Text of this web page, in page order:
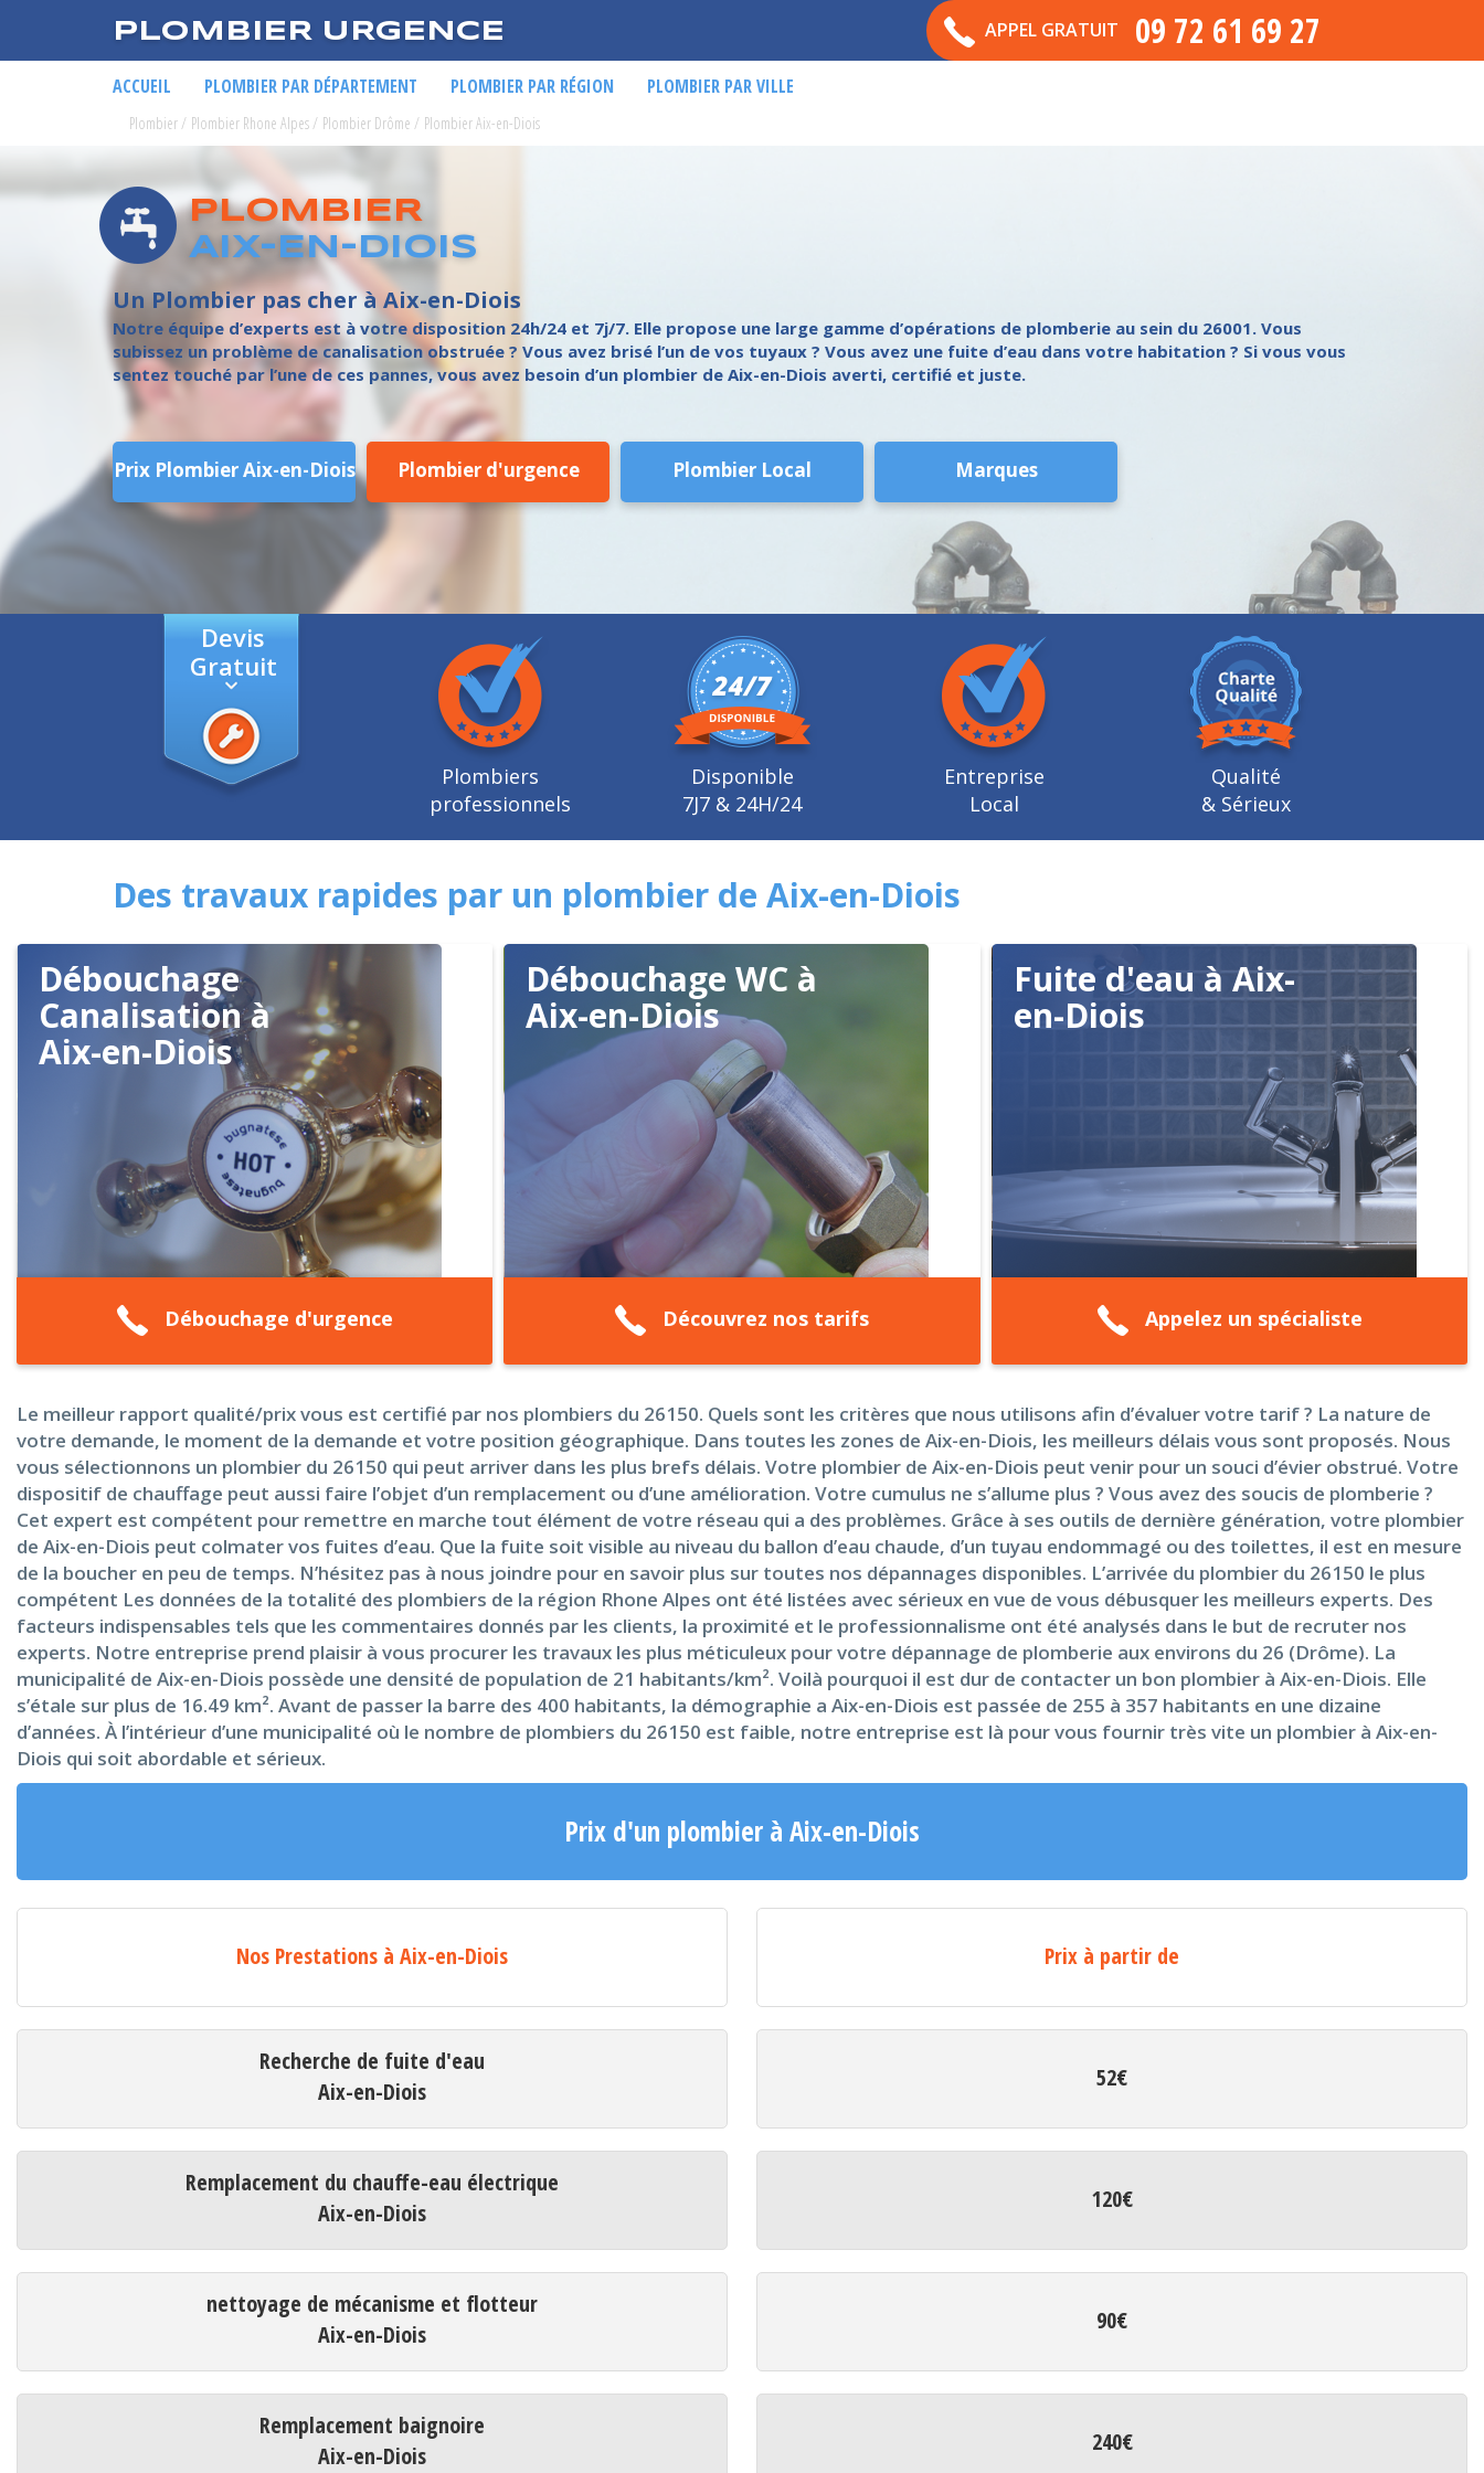
PLOMBIER URGENCE APPEL GRATUIT 09 72 61 69 27
ACCUEIL PLOMBIER PAR DÉPARTEMENT PLOMBIER PAR RÉGION PLOMBIER PAR VILLE
Plombier/ Plombier Rhone Alpes/ Plombier Drôme / Plombier Aix-en-Diois
PLOMBIER
AIX-EN-DIOIS
Un Plombier pas cher à Aix-en-Diois
Notre équipe d’experts est à votre disposition 24h/24 et 7j/7. Elle propose une large gamme d’opérations de plomberie au sein du 26001. Vous
subissez un problème de canalisation obstruée ? Vous avez brisé l’un de vos tuyaux ? Vous avez une fuite d’eau dans votre habitation ? Si vous vous
sentez touché par l’une de ces pannes, vous avez besoin d’un plombier de Aix-en-Diois averti, certifié et juste.
Prix Plombier Aix-en-Diois Plombier d'urgence Plombier Local Marques
Devis
Gratuit
Plombiers
professionnels
Disponible
7J7 & 24H/24
Entreprise
Local
Qualité
& Sérieux
Des travaux rapides par un plombier de Aix-en-Diois
Débouchage
Canalisation à
Aix-en-Diois
Débouchage d'urgence
Débouchage WC à
Aix-en-Diois
Découvrez nos tarifs
Fuite d'eau à Aix-
en-Diois
Appelez un spécialiste
Le meilleur rapport qualité/prix vous est certifié par nos plombiers du 26150. Quels sont les critères que nous utilisons afin d’évaluer votre tarif ? La nature de
votre demande, le moment de la demande et votre position géographique. Dans toutes les zones de Aix-en-Diois, les meilleurs délais vous sont proposés. Nous
vous sélectionnons un plombier du 26150 qui peut arriver dans les plus brefs délais. Votre plombier de Aix-en-Diois peut venir pour un souci d’évier obstrué. Votre
dispositif de chauffage peut aussi faire l’objet d’un remplacement ou d’une amélioration. Votre cumulus ne s’allume plus ? Vous avez des soucis de plomberie ?
Cet expert est compétent pour remettre en marche tout élément de votre réseau qui a des problèmes. Grâce à ses outils de dernière génération, votre plombier
de Aix-en-Diois peut colmater vos fuites d’eau. Que la fuite soit visible au niveau du ballon d’eau chaude, d’un tuyau endommagé ou des toilettes, il est en mesure
de la boucher en peu de temps. N’hésitez pas à nous joindre pour en savoir plus sur toutes nos dépannages disponibles. L’arrivée du plombier du 26150 le plus
compétent Les données de la totalité des plombiers de la région Rhone Alpes ont été listées avec sérieux en vue de vous débusquer les meilleurs experts. Des
facteurs indispensables tels que les commentaires donnés par les clients, la proximité et le professionnalisme ont été analysés dans le but de recruter nos
experts. Notre entreprise prend plaisir à vous procurer les travaux les plus méticuleux pour votre dépannage de plomberie aux environs du 26 (Drôme). La
municipalité de Aix-en-Diois possède une densité de population de 21 habitants/km². Voilà pourquoi il est dur de contacter un bon plombier à Aix-en-Diois. Elle
s’étale sur plus de 16.49 km². Avant de passer la barre des 400 habitants, la démographie a Aix-en-Diois est passée de 255 à 357 habitants en une dizaine
d’années. À l’intérieur d’une municipalité où le nombre de plombiers du 26150 est faible, notre entreprise est là pour vous fournir très vite un plombier à Aix-en-
Diois qui soit abordable et sérieux.
Prix d'un plombier à Aix-en-Diois
Nos Prestations à Aix-en-Diois Prix à partir de
Recherche de fuite d'eau
Aix-en-Diois
52€
Remplacement du chauffe-eau électrique
Aix-en-Diois
120€
nettoyage de mécanisme et flotteur
Aix-en-Diois
90€
Remplacement baignoire
Aix-en-Diois
240€